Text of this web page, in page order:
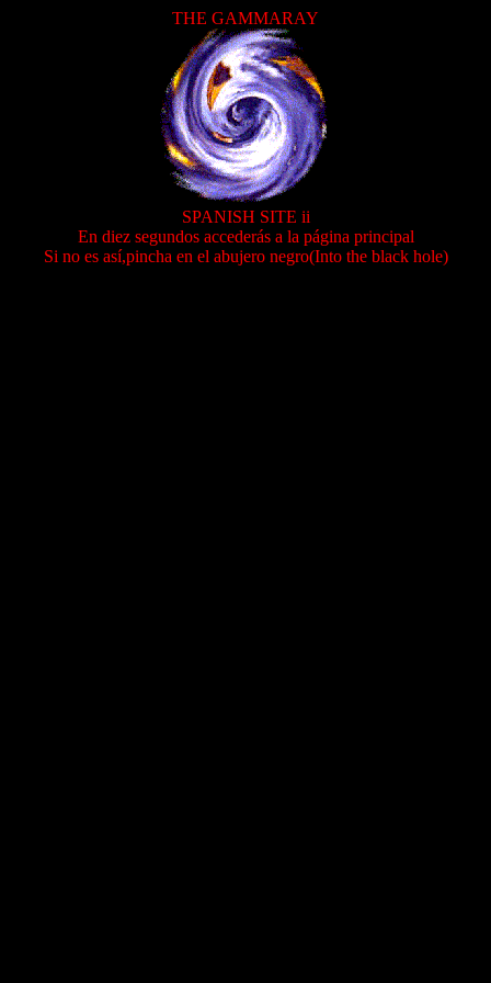
THE GAMMARAY
SPANISH SITE ii
En diez segundos accederás a la página principal
Si no es así,pincha en el abujero negro(Into the black hole)